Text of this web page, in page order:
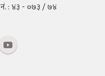
नं. : ४३ - ०७३ / ७४